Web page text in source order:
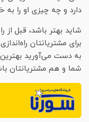
دارد و چه چیزی او را به
شاید بهتر باشد، قبل از
برای مشتریانتان
به دست می‌آورید
شما و هم مشتریانتان